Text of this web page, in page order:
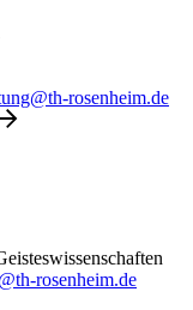
rosenheim.de
rosenheim.de